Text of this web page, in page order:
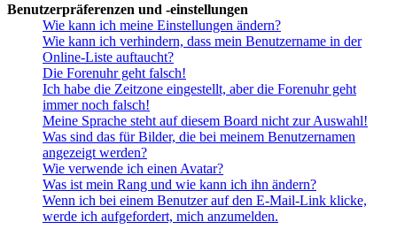
Benutzerpräferenzen und -einstellungen
Wie kann ich meine Einstellungen ändern?
Wie kann ich verhindern, dass mein Benutzername in der
Online-Liste auftaucht?
Die Forenuhr geht falsch!
Ich habe die Zeitzone eingestellt, aber die Forenuhr geht
immer noch falsch!
Meine Sprache steht auf diesem Board nicht zur Auswahl!
Was sind das für Bilder, die bei meinem Benutzernamen
angezeigt werden?
Wie verwende ich einen Avatar?
Was ist mein Rang und wie kann ich ihn ändern?
Wenn ich bei einem Benutzer auf den E-Mail-Link klicke,
werde ich aufgefordert, mich anzumelden.